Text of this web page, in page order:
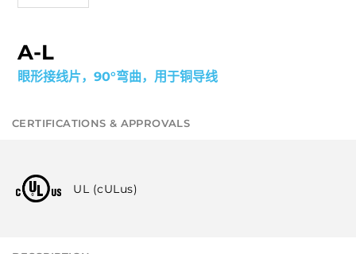
A-L
眼形接线片，90°弯曲，用于铜导线
CERTIFICATIONS & APPROVALS
UL (cULus)